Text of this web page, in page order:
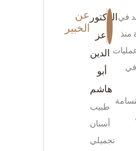
عن
الخبير
الدكتور
عز
الدين
أبو
هاشم
طبيب
أسنان
تجميلي
في
منذ
عمليات
في